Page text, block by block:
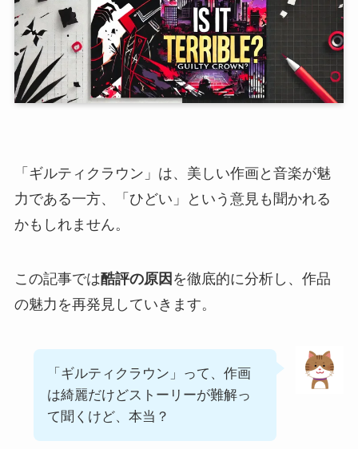
「ギルティクラウン」は、美しい作画と音楽が魅
力である一方、「ひどい」という意見も聞かれる
かもしれません。
この記事では酷評の原因 を徹底的に分析し、作品
の魅力を再発見していきます。
「ギルティクラウン」って、作画
は綺麗だけどストーリーが難解っ
て聞くけど、本当？